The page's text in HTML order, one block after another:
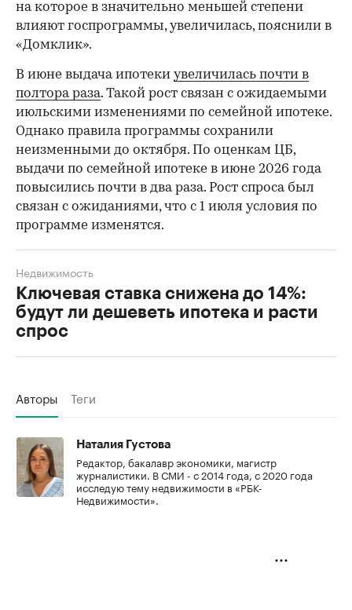
на которое в значительно меньшей степени
влияют госпрограммы, увеличилась, пояснили в
«Домклик».
В июне выдача ипотеки увеличилась почти в
полтора раза. Такой рост связан с ожидаемыми
июльскими изменениями по семейной ипотеке.
Однако правила программы сохранили
неизменными до октября. По оценкам ЦБ,
выдачи по семейной ипотеке в июне 2026 года
повысились почти в два раза. Рост спроса был
связан с ожиданиями, что с 1 июля условия по
программе изменятся.
Ключевая ставка снижена до 14%:
будут ли дешеветь ипотека и расти
спрос
Недвижимость
Авторы Теги
Наталия Густова
Редактор, бакалавр экономики, магистр
журналистики. В СМИ - с 2014 года, с 2020 года
исследую тему недвижимости в «РБК-
Недвижимости».